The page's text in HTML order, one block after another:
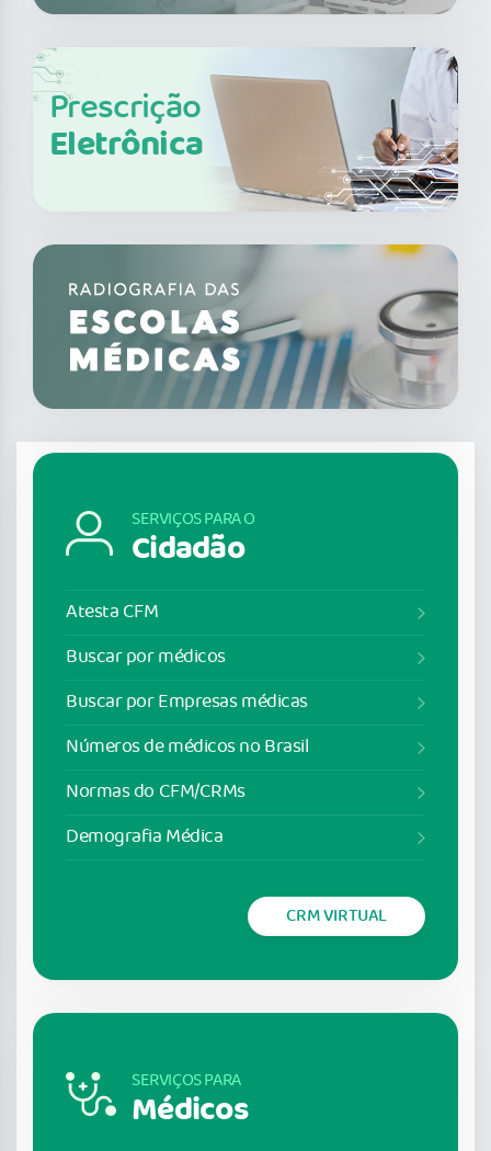
Prescrição
Eletrônica
SERVIÇOS PARA O
Cidadão
Atesta CFM
Buscar por médicos
Buscar por Empresas médicas
Números de médicos no Brasil
Normas do CFM/CRMs
Demografia Médica
CRM VIRTUAL
SERVIÇOS PARA
Médicos